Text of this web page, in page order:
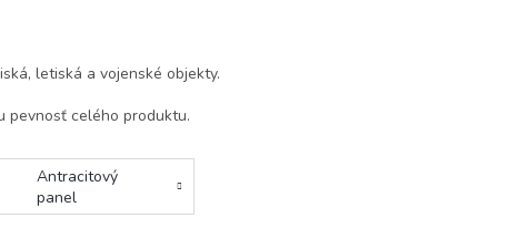
letiská a vojenské objekty.
pevnosť celého produktu.
Antracitový
panel